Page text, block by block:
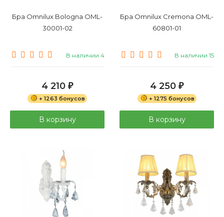
Бра Omnilux Bologna OML-
30001-02
В наличии 4
4 210 ₽
+ 1263 бонусов
В корзину
Бра Omnilux Cremona OML-
60801-01
В наличии 15
4 250 ₽
+ 1275 бонусов
В корзину